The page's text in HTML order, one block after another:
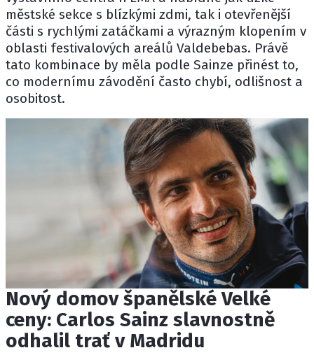
městské sekce s blízkými zdmi, tak i otevřenější
části s rychlými zatáčkami a výrazným klopením v
oblasti festivalových areálů Valdebebas. Právě
tato kombinace by měla podle Sainze přinést to,
co modernímu závodění často chybí, odlišnost a
osobitost.
Nový domov španělské Velké
ceny: Carlos Sainz slavnostně
odhalil trať v Madridu